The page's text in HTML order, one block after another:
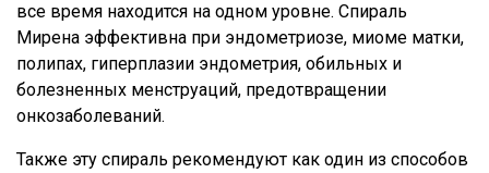
все время находится на одном уровне. Спираль
Мирена эффективна при эндометриозе, миоме матки,
полипах, гиперплазии эндометрия, обильных и
болезненных менструаций, предотвращении
онкозаболеваний.
Также эту спираль рекомендуют как один из способов